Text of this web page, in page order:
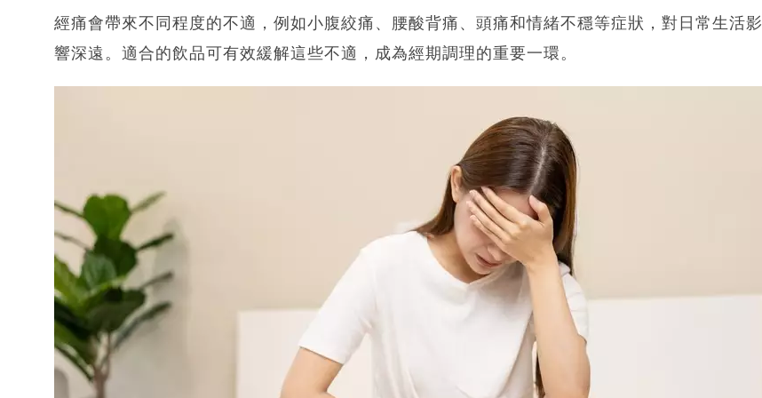
經痛會帶來不同程度的不適，例如小腹絞痛、腰酸背痛、頭痛和情緒不穩等症狀，對日常生活影
響深遠。適合的飲品可有效緩解這些不適，成為經期調理的重要一環。